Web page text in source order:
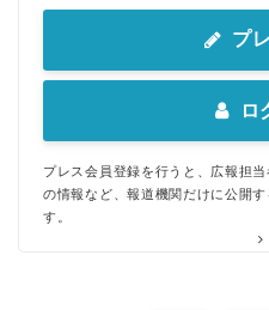
プ
ロ
プレス会員登録を行うと、広報担
の情報など、報道機関だけに公開
す。